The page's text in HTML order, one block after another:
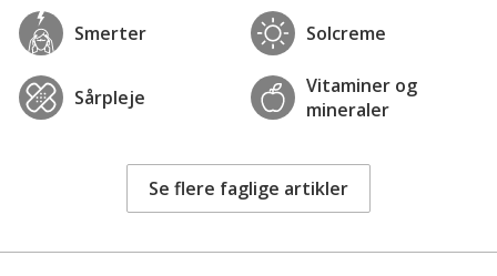
Smerter Solcreme
Sårpleje
Vitaminer og
mineraler
Se flere faglige artikler